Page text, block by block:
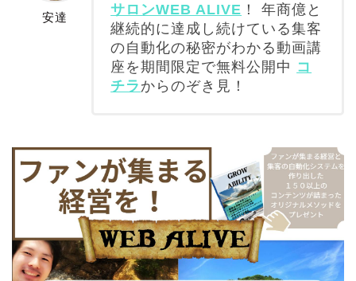
安達
サロンWEB ALIVE ！ 年商億と
継続的に達成し続けている集客
の自動化の秘密がわかる動画講
座を期間限定で無料公開中 コ
チラ からのぞき見！